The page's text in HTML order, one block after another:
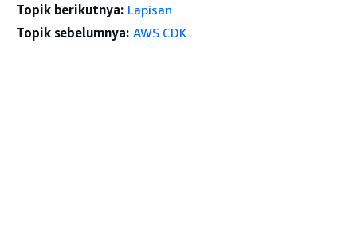
Topik berikutnya: Lapisan
Topik sebelumnya: AWS CDK